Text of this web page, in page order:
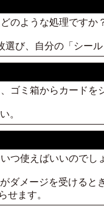
のような処理ですか
選び、自分の「シー
ゴミ箱からカード
。
つ使えばいいのでし
ダメージを受ける
せます。